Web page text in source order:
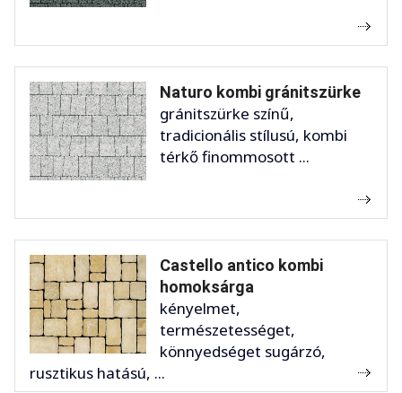
Naturo kombi gránitszürke
gránitszürke színű,
tradicionális stílusú, kombi
térkő finommosott ...
Castello antico kombi
homoksárga
kényelmet,
természetességet,
könnyedséget sugárzó,
rusztikus hatású, ...